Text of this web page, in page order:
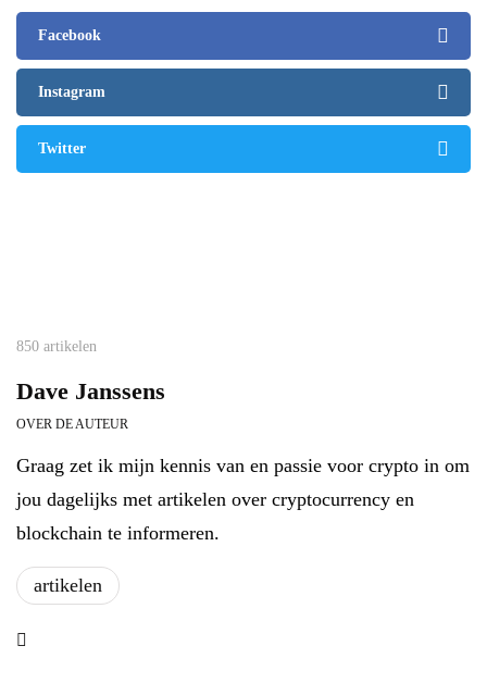
Facebook
Instagram
Twitter
850 artikelen
Dave Janssens
OVER DE AUTEUR
Graag zet ik mijn kennis van en passie voor crypto in om
jou dagelijks met artikelen over cryptocurrency en
blockchain te informeren.
artikelen